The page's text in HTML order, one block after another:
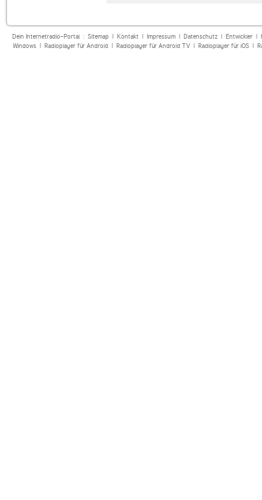
Dein Internetradio-Portal : Sitemap| Kontakt| Impressum| Datenschutz| Entwickler|
Windows| Radioplayer für Android| Radioplayer für Android TV| Radioplayer für iOS|